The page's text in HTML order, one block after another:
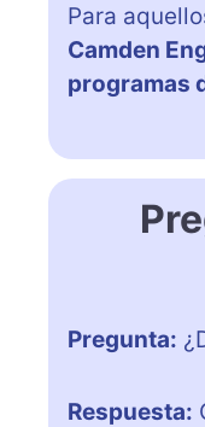
Para
Camden
programas
Pregunta:
Respuesta: